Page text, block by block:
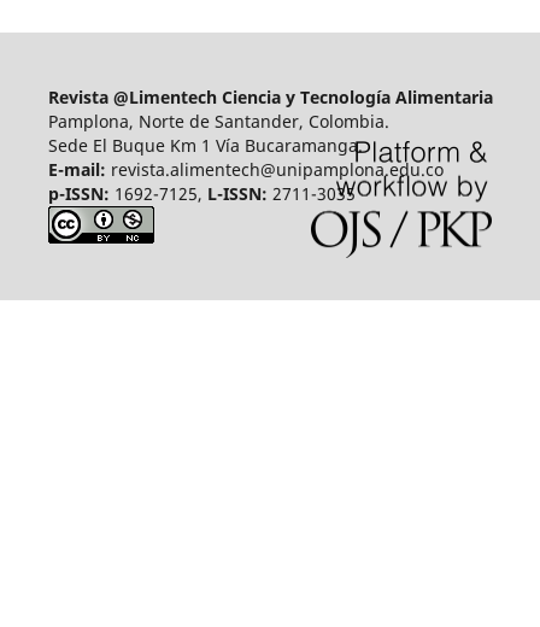
Revista @Limentech Ciencia y Tecnología Alimentaria
Pamplona, Norte de Santander, Colombia.
Sede El Buque Km 1 Vía Bucaramanga.
E-mail: revista.alimentech@unipamplona.edu.co
p-ISSN: 1692-7125, L-ISSN: 2711-3035